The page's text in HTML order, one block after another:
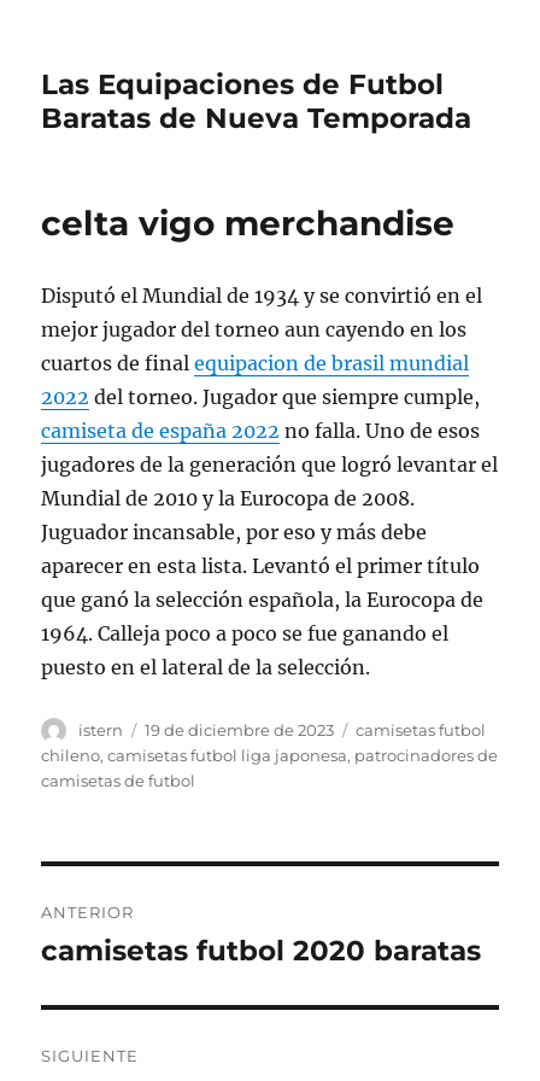
Las Equipaciones de Futbol
Baratas de Nueva Temporada
celta vigo merchandise
Disputó el Mundial de 1934 y se convirtió en el
mejor jugador del torneo aun cayendo en los
cuartos de finalequipacion de brasil mundial
2022 del torneo. Jugador que siempre cumple,
camiseta de españa 2022 no falla. Uno de esos
jugadores de la generación que logró levantar el
Mundial de 2010 y la Eurocopa de 2008.
Juguador incansable, por eso y más debe
aparecer en esta lista. Levantó el primer título
que ganó la selección española, la Eurocopa de
1964. Calleja poco a poco se fue ganando el
puesto en el lateral de la selección.
Autor
istern
Publicado
el
19 de diciembre de 2023 Etiquetas
camisetas futbol
chileno,camisetas futbol liga japonesa, patrocinadores de
camisetas de futbol
de
ANTERIOR
Entrada
camisetas futbol 2020 baratas
SIGUIENTE